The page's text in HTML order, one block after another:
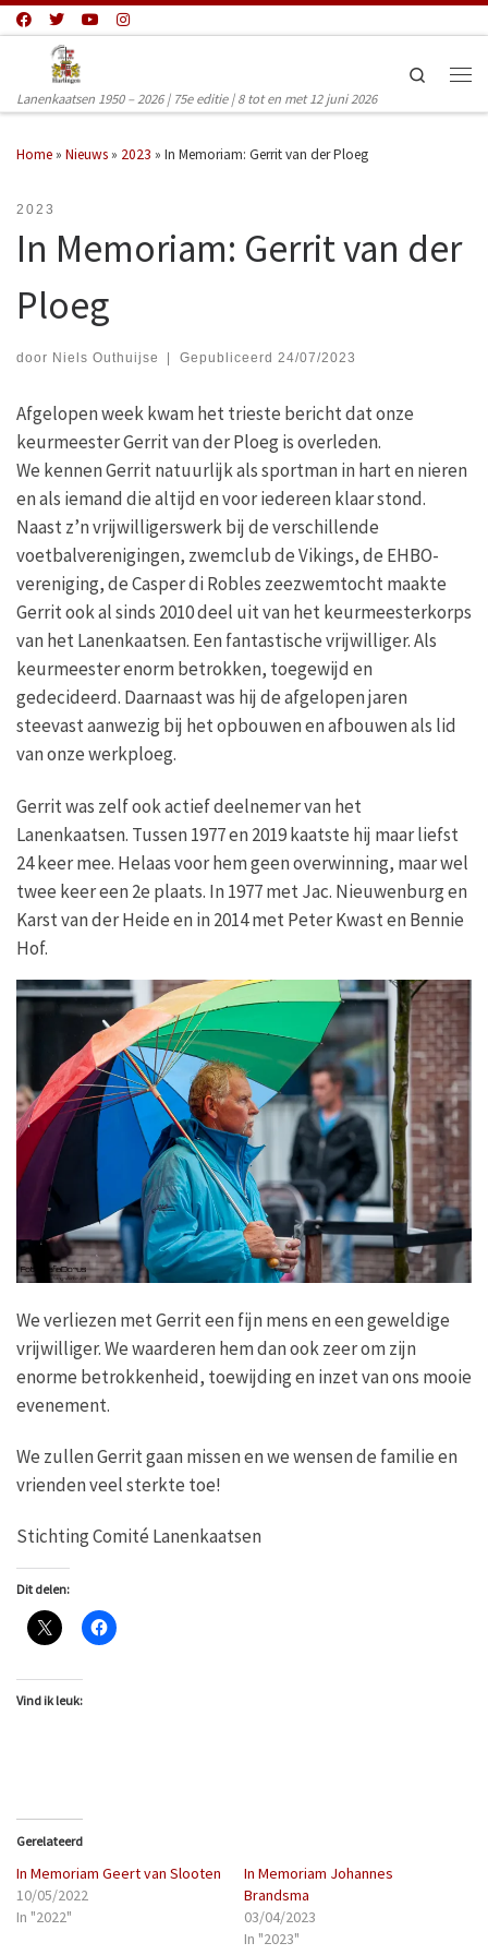
Ga naar inhoud
Lanenkaatsen 1950 – 2026 | 75e editie | 8 tot en met 12 juni 2026
Search
Home » Nieuws » 2023 » In Memoriam: Gerrit van der Ploeg
2023
In Memoriam: Gerrit van der
Ploeg
door Niels Outhuijse Gepubliceerd 24/07/2023
Afgelopen week kwam het trieste bericht dat onze
keurmeester Gerrit van der Ploeg is overleden.
We kennen Gerrit natuurlijk als sportman in hart en nieren
en als iemand die altijd en voor iedereen klaar stond.
Naast z’n vrijwilligerswerk bij de verschillende
voetbalverenigingen, zwemclub de Vikings, de EHBO-
vereniging, de Casper di Robles zeezwemtocht maakte
Gerrit ook al sinds 2010 deel uit van het keurmeesterkorps
van het Lanenkaatsen. Een fantastische vrijwilliger. Als
keurmeester enorm betrokken, toegewijd en
gedecideerd. Daarnaast was hij de afgelopen jaren
steevast aanwezig bij het opbouwen en afbouwen als lid
van onze werkploeg.
Gerrit was zelf ook actief deelnemer van het
Lanenkaatsen. Tussen 1977 en 2019 kaatste hij maar liefst
24 keer mee. Helaas voor hem geen overwinning, maar wel
twee keer een 2e plaats. In 1977 met Jac. Nieuwenburg en
Karst van der Heide en in 2014 met Peter Kwast en Bennie
Hof.
We verliezen met Gerrit een fijn mens en een geweldige
vrijwilliger. We waarderen hem dan ook zeer om zijn
enorme betrokkenheid, toewijding en inzet van ons mooie
evenement.
We zullen Gerrit gaan missen en we wensen de familie en
vrienden veel sterkte toe!
Stichting Comité Lanenkaatsen
Dit delen:
Vind ik leuk:
Gerelateerd
In Memoriam Geert van Slooten
10/05/2022
In "2022"
In Memoriam Johannes
Brandsma
03/04/2023
In "2023"